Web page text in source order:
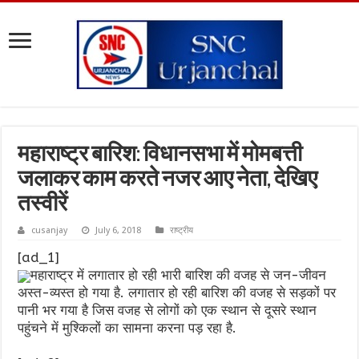
महाराष्ट्र बारिश: विधानसभा में मोमबत्ती
जलाकर काम करते नजर आए नेता, देखिए
तस्वीरें
cusanjay July 6, 2018 राष्ट्रीय
[ad_1]
महाराष्ट्र में लगातार हो रही भारी बारिश की वजह से जन-जीवन
अस्त-व्यस्त हो गया है. लगातार हो रही बारिश की वजह से सड़कों पर
पानी भर गया है जिस वजह से लोगों को एक स्थान से दूसरे स्थान
पहुंचने में मुश्किलों का सामना करना पड़ रहा है.